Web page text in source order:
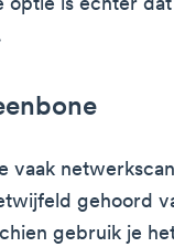
optie is echter
vaak
gehoord
gebruik je